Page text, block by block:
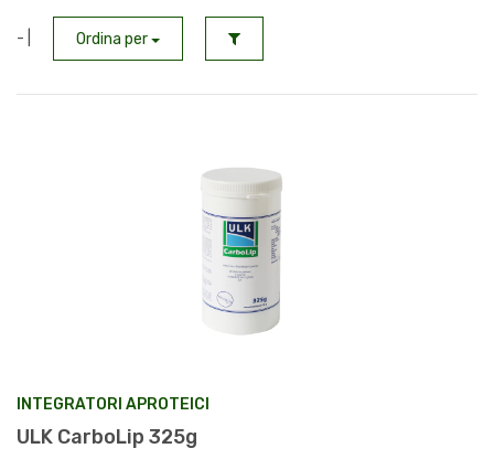
- | Ordina per
INTEGRATORI APROTEICI
ULK CarboLip 325g